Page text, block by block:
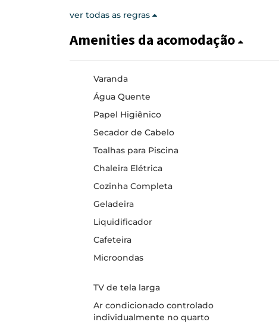
ver todas as regras
Amenities da acomodação
Varanda
Água Quente
Papel Higiênico
Secador de Cabelo
Toalhas para Piscina
Chaleira Elétrica
Cozinha Completa
Geladeira
Liquidificador
Cafeteira
Microondas
TV de tela larga
Ar condicionado controlado
individualmente no quarto